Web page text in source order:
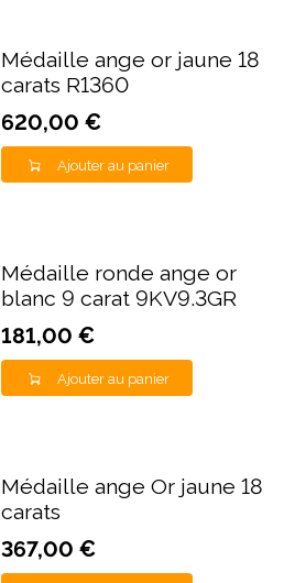
Médaille ange or jaune 18
carats R1360
620,00 €
Ajouter au panier
Médaille ronde ange or
blanc 9 carat 9KV9.3GR
181,00 €
Ajouter au panier
Médaille ange Or jaune 18
carats
367,00 €